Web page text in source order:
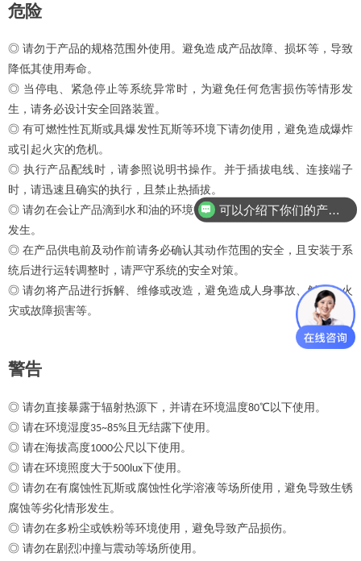
危险
◎ 请勿于产品的规格范围外使用。避免造成产品故障、损坏等，导致
降低其使用寿命。
◎ 当停电、紧急停止等系统异常时，为避免任何危害损伤等情形发
生，请务必设计安全回路装置。
◎ 有可燃性性瓦斯或具爆发性瓦斯等环境下请勿使用，避免造成爆炸
或引起火灾的危机。
◎ 执行产品配线时，请参照说明书操作。并于插拔电线、连接端子
时，请迅速且确实的执行，且禁止热插拔。
◎ 请勿在会让产品滴到水和油的环境中使用。避免造成触电、火灾的
发生。
◎ 在产品供电前及动作前请务必确认其动作范围的安全，且安装于系
统后进行运转调整时，请严守系统的安全对策。
◎ 请勿将产品进行拆解、维修或改造，避免造成人身事故、触电、火
灾或故障损害等。
警告
◎ 请勿直接暴露于辐射热源下，并请在环境温度80℃以下使用。
◎ 请在环境湿度35~85% 且无结露下使用。
◎ 请在海拔高度1000公尺以下使用。
◎ 请在环境照度大于500lux下使用。
◎ 请勿在有腐蚀性瓦斯或腐蚀性化学溶液等场所使用，避免导致生锈
腐蚀等劣化情形发生。
◎ 请勿在多粉尘或铁粉等环境使用，避免导致产品损伤。
◎ 请勿在剧烈冲撞与震动等场所使用。
可以介绍下你们的产品么？